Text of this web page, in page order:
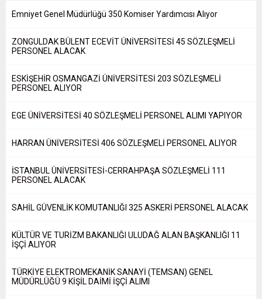
Emniyet Genel Müdürlüğü 350 Komiser Yardımcısı Alıyor
ZONGULDAK BÜLENT ECEVİT ÜNİVERSİTESİ 45 SÖZLEŞMELİ
PERSONEL ALACAK
ESKİŞEHİR OSMANGAZİ ÜNİVERSİTESİ 203 SÖZLEŞMELİ
PERSONEL ALIYOR
EGE ÜNİVERSİTESİ 40 SÖZLEŞMELİ PERSONEL ALIMI YAPIYOR
HARRAN ÜNİVERSİTESİ 406 SÖZLEŞMELİ PERSONEL ALIYOR
İSTANBUL ÜNİVERSİTESİ-CERRAHPAŞA SÖZLEŞMELİ 111
PERSONEL ALACAK
SAHİL GÜVENLİK KOMUTANLIĞI 325 ASKERİ PERSONEL ALACAK
KÜLTÜR VE TURİZM BAKANLIĞI ULUDAĞ ALAN BAŞKANLIĞI 11
İŞÇİ ALIYOR
TÜRKİYE ELEKTROMEKANİK SANAYİ (TEMSAN) GENEL
MÜDÜRLÜĞÜ 9 KİŞİL DAİMİ İŞÇİ ALIMI